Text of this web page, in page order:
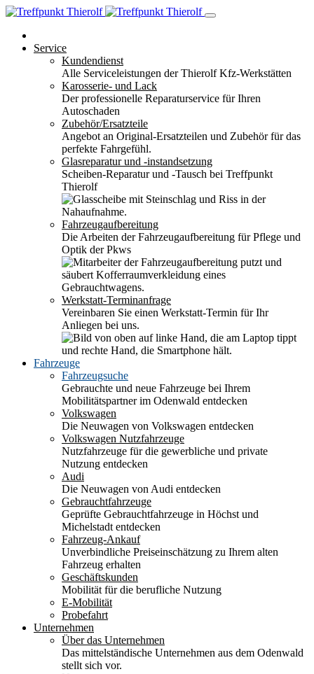
Service
Kundendienst
Alle Serviceleistungen der Thierolf Kfz-Werkstätten
Karosserie- und Lack
Der professionelle Reparaturservice für Ihren
Autoschaden
Zubehör/Ersatzteile
Angebot an Original-Ersatzteilen und Zubehör für das
perfekte Fahrgefühl.
Glasreparatur und -instandsetzung
Scheiben-Reparatur und -Tausch bei Treffpunkt
Thierolf
Fahrzeugaufbereitung
Die Arbeiten der Fahrzeugaufbereitung für Pflege und
Optik der Pkws
Werkstatt-Terminanfrage
Vereinbaren Sie einen Werkstatt-Termin für Ihr
Anliegen bei uns.
Fahrzeuge
Fahrzeugsuche
Gebrauchte und neue Fahrzeuge bei Ihrem
Mobilitätspartner im Odenwald entdecken
Volkswagen
Die Neuwagen von Volkswagen entdecken
Volkswagen Nutzfahrzeuge
Nutzfahrzeuge für die gewerbliche und private
Nutzung entdecken
Audi
Die Neuwagen von Audi entdecken
Gebrauchtfahrzeuge
Geprüfte Gebrauchtfahrzeuge in Höchst und
Michelstadt entdecken
Fahrzeug-Ankauf
Unverbindliche Preiseinschätzung zu Ihrem alten
Fahrzeug erhalten
Geschäftskunden
Mobilität für die berufliche Nutzung
E-Mobilität
Probefahrt
Unternehmen
Über das Unternehmen
Das mittelständische Unternehmen aus dem Odenwald
stellt sich vor.